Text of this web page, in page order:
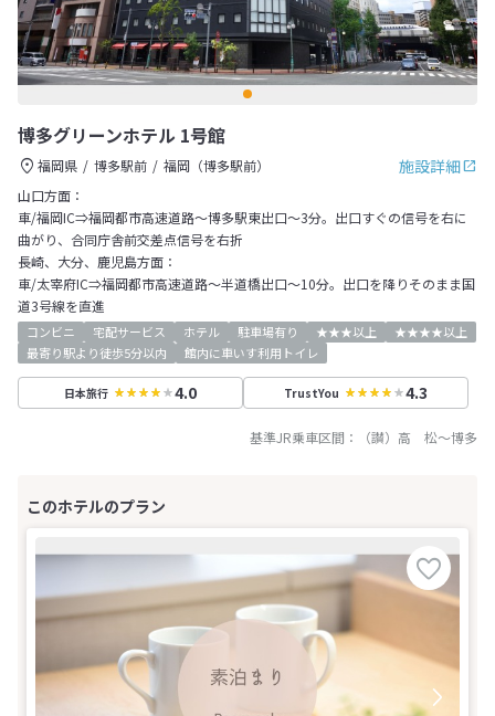
博多グリーンホテル 1号館
施設詳細
福岡県 博多駅前
福岡（博多駅前）
山口方面：
車/福岡IC⇒福岡都市高速道路～博多駅東出口～3分。出口すぐの信号を右に
曲がり、合同庁舎前交差点信号を右折
長崎、大分、鹿児島方面：
車/太宰府IC⇒福岡都市高速道路～半道橋出口～10分。出口を降りそのまま国
道3号線を直進
コンビニ 宅配サービス ホテル 駐車場有り ★★★以上
★★★★以上
最寄り駅より徒歩5分以内
館内に車いす利用トイレ
日本旅行 4.0 TrustYou 4.3
基準JR乗車区間： （讃）高 松～博多